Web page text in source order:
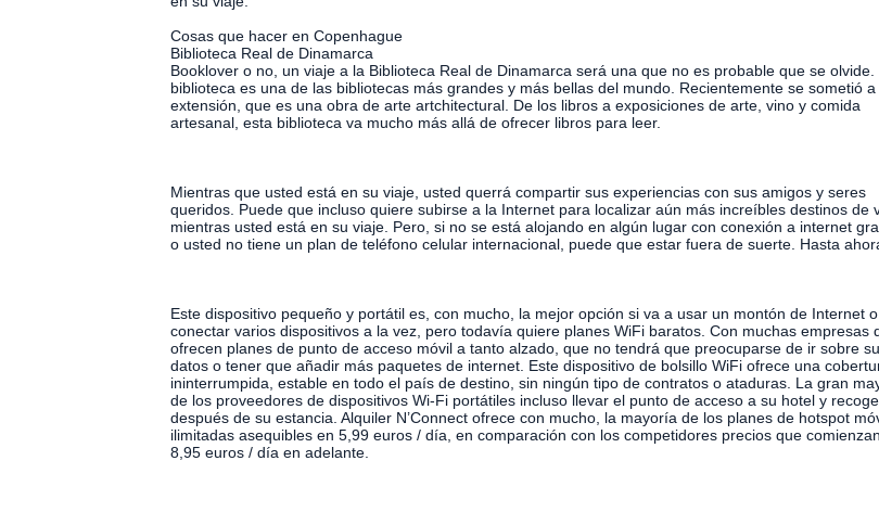
Cosas que hacer en Copenhague
Biblioteca Real de Dinamarca
Booklover o no, un viaje a la Biblioteca Real de Dinamarca será una que no es probable que se olvide.
biblioteca es una de las bibliotecas más grandes y más bellas del mundo. Recientemente se sometió a
extensión, que es una obra de arte artchitectural. De los libros a exposiciones de arte, vino y comida
artesanal, esta biblioteca va mucho más allá de ofrecer libros para leer.
Mientras que usted está en su viaje, usted querrá compartir sus experiencias con sus amigos y seres
queridos. Puede que incluso quiere subirse a la Internet para localizar aún más increíbles destinos de
mientras usted está en su viaje. Pero, si no se está alojando en algún lugar con conexión a internet
o usted no tiene un plan de teléfono celular internacional, puede que estar fuera de suerte. Hasta
Este dispositivo pequeño y portátil es, con mucho, la mejor opción si va a usar un montón de Internet o
conectar varios dispositivos a la vez, pero todavía quiere planes WiFi baratos. Con muchas empresas
ofrecen planes de punto de acceso móvil a tanto alzado, que no tendrá que preocuparse de ir sobre
datos o tener que añadir más paquetes de internet. Este dispositivo de bolsillo WiFi ofrece una
ininterrumpida, estable en todo el país de destino, sin ningún tipo de contratos o ataduras. La gran
de los proveedores de dispositivos Wi-Fi portátiles incluso llevar el punto de acceso a su hotel y
después de su estancia. Alquiler N’Connect ofrece con mucho, la mayoría de los planes de hotspot
ilimitadas asequibles en 5,99 euros / día, en comparación con los competidores precios que
8,95 euros / día en adelante.